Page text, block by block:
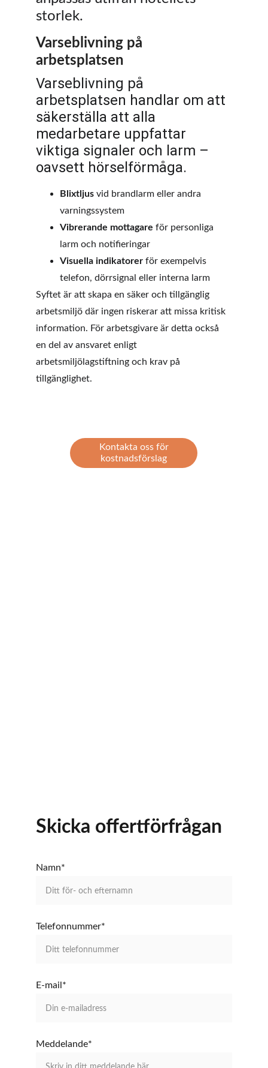
Kontakta oss för
kostnadsförslag
storlek.
Varseblivning på
arbetsplatsen
Varseblivning på
arbetsplatsen handlar om att
säkerställa att alla
medarbetare uppfattar
viktiga signaler och larm –
oavsett hörselförmåga.
Blixtljus vid brandlarm eller andra
varningssystem
Vibrerande mottagare för personliga
larm och notifieringar
Visuella indikatorer för exempelvis
telefon, dörrsignal eller interna larm
Syftet är att skapa en säker och tillgänglig
arbetsmiljö där ingen riskerar att missa kritisk
information. För arbetsgivare är detta också
en del av ansvaret enligt
arbetsmiljölagstiftning och krav på
tillgänglighet.
Namn*
Telefonnummer*
E-mail*
Meddelande*
Skicka offertförfrågan